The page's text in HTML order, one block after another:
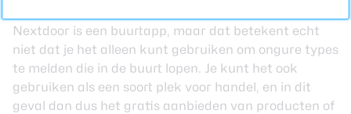
Nextdoor is een buurtapp, maar dat betekent echt
niet dat je het alleen kunt gebruiken om ongure types
te melden die in de buurt lopen. Je kunt het ook
gebruiken als een soort plek voor handel, en in dit
geval dan dus het gratis aanbieden van producten of